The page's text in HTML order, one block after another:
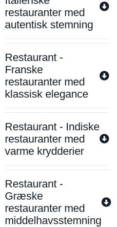
restauranter med
autentisk stemning
Restaurant -
Franske
restauranter med
klassisk elegance
Restaurant - Indiske
restauranter med
varme krydderier
Restaurant -
Græske
restauranter med
middelhavsstemning